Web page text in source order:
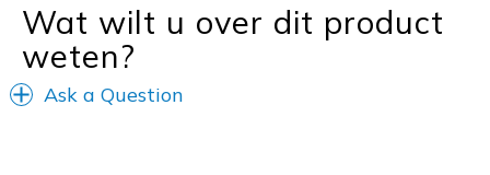
Width
Feels true to width
Sizing
Wat wilt u over dit product
weten?
Ask a Question